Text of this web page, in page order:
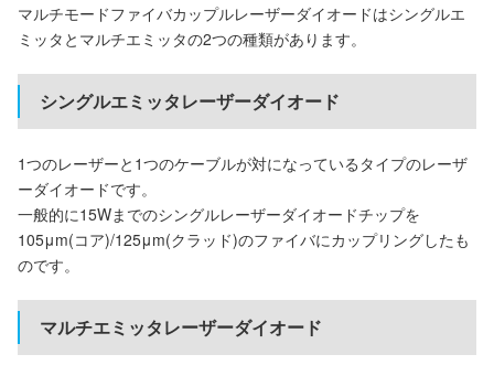
マルチモードファイバカップルレーザーダイオードはシングルエ
ミッタとマルチエミッタの2つの種類があります。
シングルエミッタレーザーダイオード
1つのレーザーと1つのケーブルが対になっているタイプのレーザ
ーダイオードです。
一般的に15Wまでのシングルレーザーダイオードチップを
105μm(コア)/125μm(クラッド)のファイバにカップリングしたも
のです。
マルチエミッタレーザーダイオード